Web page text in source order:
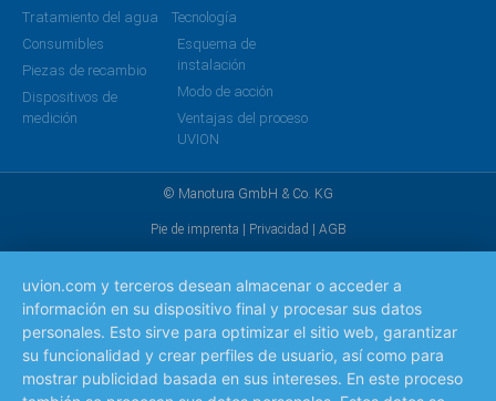
Tratamiento del agua
Consumibles
Piezas de recambio
Dispositivos de
medición
Tecnología
Esquema de
instalación
Modo de acción
Ventajas del proceso
UVION
© Manotura GmbH & Co. KG
Pie de imprenta Privacidad AGB
uvion.com y terceros desean almacenar o acceder a
información en su dispositivo final y procesar sus datos
personales. Esto sirve para optimizar el sitio web, garantizar
su funcionalidad y crear perfiles de usuario, así como para
mostrar publicidad basada en sus intereses. En este proceso